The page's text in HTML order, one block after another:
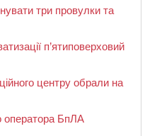
три провулки та
п’ятиповерховий
центру обрали на
оператора БпЛА